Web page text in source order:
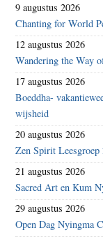
9 augustus 2026
Chanting for World
12 augustus 2026
Wandering the Way
17 augustus 2026
Boeddha-
wijsheid
20 augustus 2026
Zen Spirit
21 augustus 2026
Sacred Art en Kum
29 augustus 2026
Open Dag Nyingma